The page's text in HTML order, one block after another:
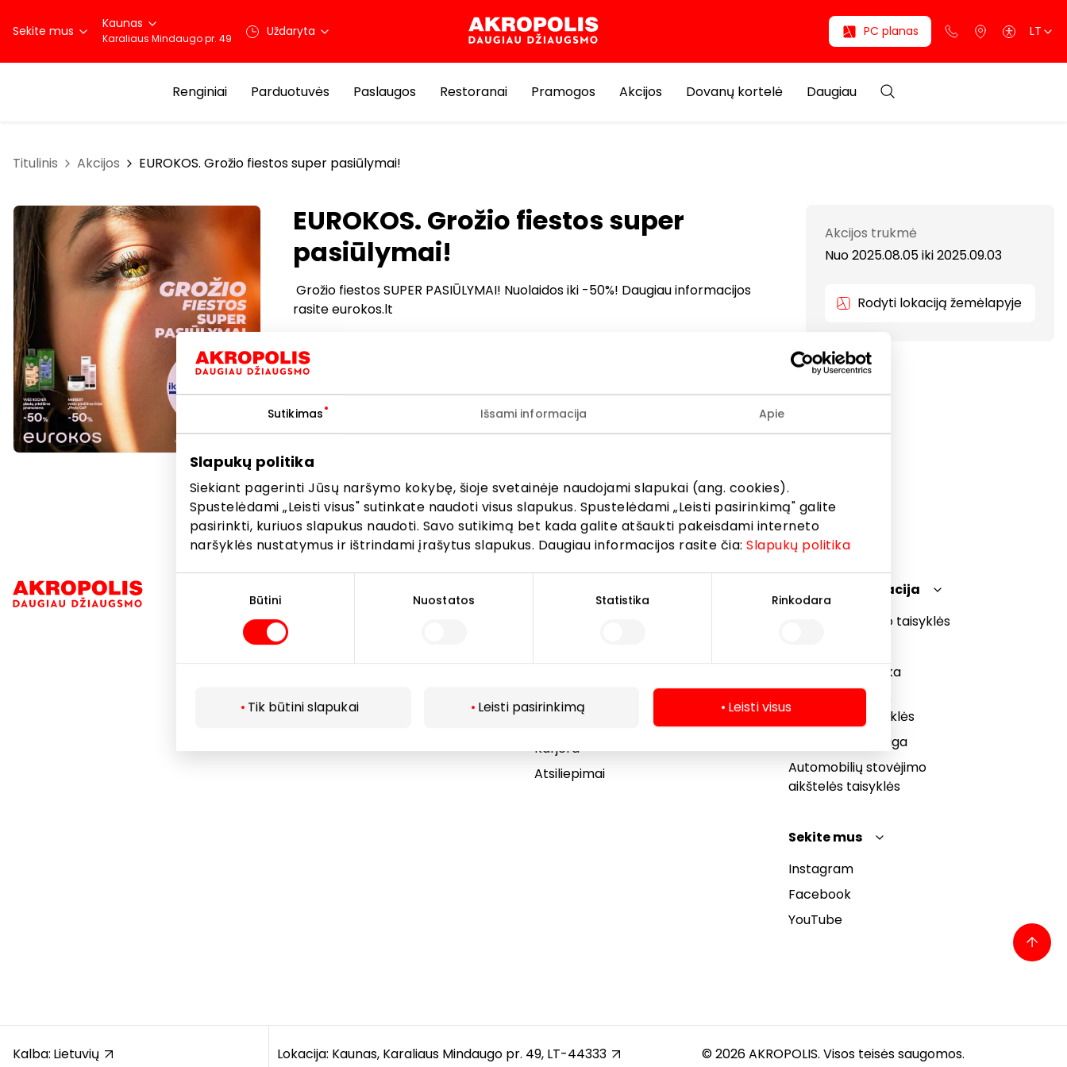
Sutikimas Išsami informacija Apie
Slapukų politika
Siekiant pagerinti Jūsų naršymo kokybę, šioje svetainėje naudojami slapukai (ang. cookies).
Spustelėdami „Leisti visus" sutinkate naudoti visus slapukus. Spustelėdami „Leisti pasirinkimą" galite
pasirinkti, kuriuos slapukus naudoti. Savo sutikimą bet kada galite atšaukti pakeisdami interneto
naršyklės nustatymus ir ištrindami įrašytus slapukus. Daugiau informacijos rasite čia:Slapukų politika
Būtini Nuostatos Statistika Rinkodara
Tik būtini slapukai Leisti pasirinkimą Leisti visus
Sekite mus Kaunas
Karaliaus Mindaugo pr. 49 Uždaryta PC planas LT
Renginiai Parduotuvės Paslaugos Restoranai Pramogos Akcijos Dovanų kortelė Daugiau
Titulinis Akcijos EUROKOS. Grožio fiestos super pasiūlymai!
EUROKOS. Grožio fiestos super
pasiūlymai!
Grožio fiestos SUPER PASIŪLYMAI! Nuolaidos iki -50%! Daugiau informacijos
rasite eurokos.lt
Akcijos trukmė
Nuo 2025.08.05iki2025.09.03
Rodyti lokaciją žemėlapyje
Parduotuvės
Paslaugos
Akcijos
Karjera
Atsiliepimai
Teisinė informacija
Prekybos centro taisyklės
Privatumo politika
Dovanų kortelės
bendrosios taisyklės
Pranešėjų apsauga
Automobilių stovėjimo
aikštelės taisyklės
Sekite mus
Instagram
Facebook
YouTube
Kalba: Lietuvių Lokacija: Kaunas, Karaliaus Mindaugo pr. 49, LT-44333 © 2026 AKROPOLIS. Visos teisės saugomos.